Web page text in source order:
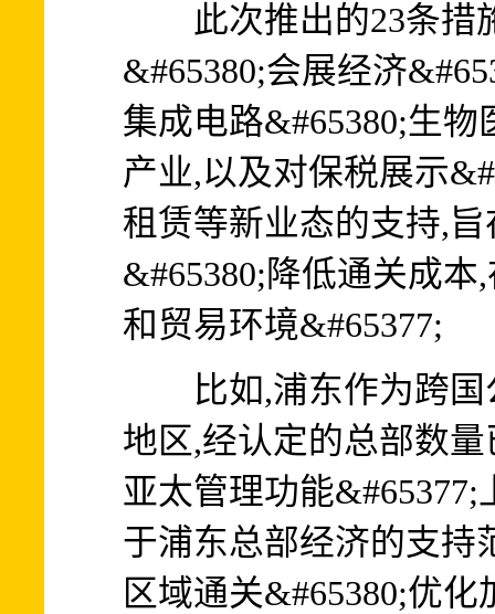
此次推出的23条措
&#65380;会展经济
集成电路&#65380;生
产业,以及对保税展示
租赁等新业态的支持,
&#65380;降低通关成
和贸易环境&#65377;
比如,浦东作为跨国
地区,经认定的总部数
亚太管理功能
于浦东总部经济的支持
区域通关&#65380;优